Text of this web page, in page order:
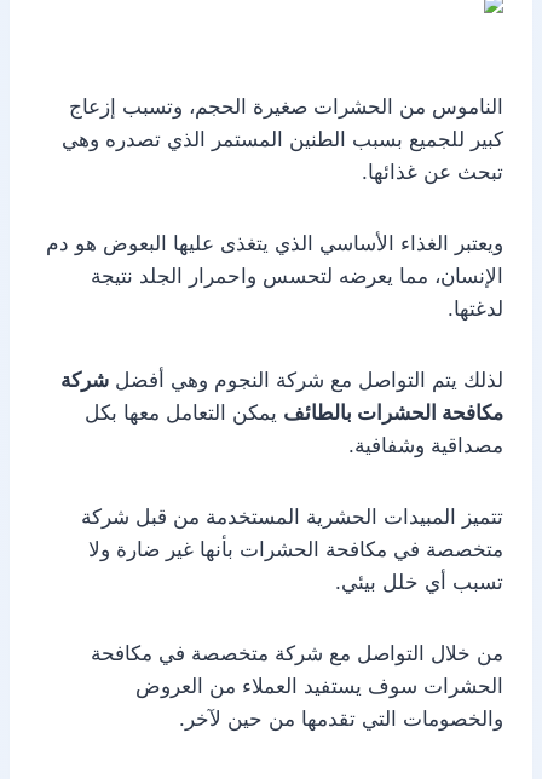
الناموس من الحشرات صغيرة الحجم، وتسبب إزعاج
كبير للجميع بسبب الطنين المستمر الذي تصدره وهي
تبحث عن غذائها.
ويعتبر الغذاء الأساسي الذي يتغذى عليها البعوض هو دم
الإنسان، مما يعرضه لتحسس واحمرار الجلد نتيجة
لدغتها.
لذلك يتم التواصل مع شركة النجوم وهي أفضل شركة
مكافحة الحشرات بالطائف يمكن التعامل معها بكل
مصداقية وشفافية.
تتميز المبيدات الحشرية المستخدمة من قبل شركة
متخصصة في مكافحة الحشرات بأنها غير ضارة ولا
تسبب أي خلل بيئي.
من خلال التواصل مع شركة متخصصة في مكافحة
الحشرات سوف يستفيد العملاء من العروض
والخصومات التي تقدمها من حين لآخر.